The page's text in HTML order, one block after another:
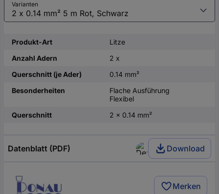
Varianten
Produkt-Art
Litze
Anzahl Adern
2 x
Querschnitt (je Ader)
0.14 mm²
Besonderheiten
Flache Ausführung
Flexibel
Querschnitt
2 x 0.14 mm²
Datenblatt (PDF) Download
Merken